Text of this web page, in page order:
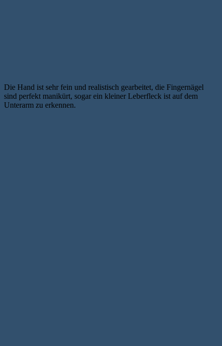
Die Hand ist sehr fein und realistisch gearbeitet, die Fingernägel
sind perfekt manikürt, sogar ein kleiner Leberfleck ist auf dem
Unterarm zu erkennen.